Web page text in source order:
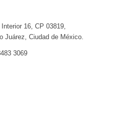
16, CP 03819,
Juárez, Ciudad de México.
3069